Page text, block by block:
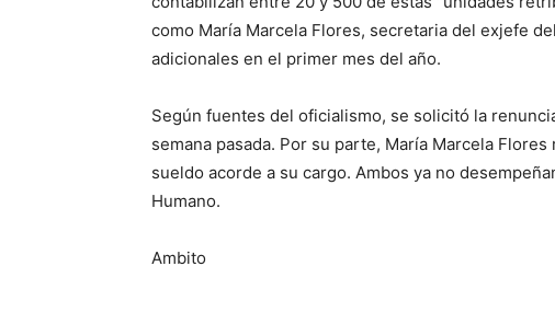
como María Marcela Flores, secretaria del exjefe
adicionales en el primer mes del año.
Según fuentes del oficialismo, se solicitó la
semana pasada. Por su parte, María Marcela
sueldo acorde a su cargo. Ambos ya no
Humano.
Ambito